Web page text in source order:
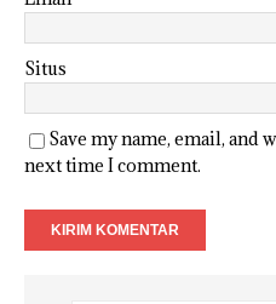
Situs
Save my name, email,
next time I comment.